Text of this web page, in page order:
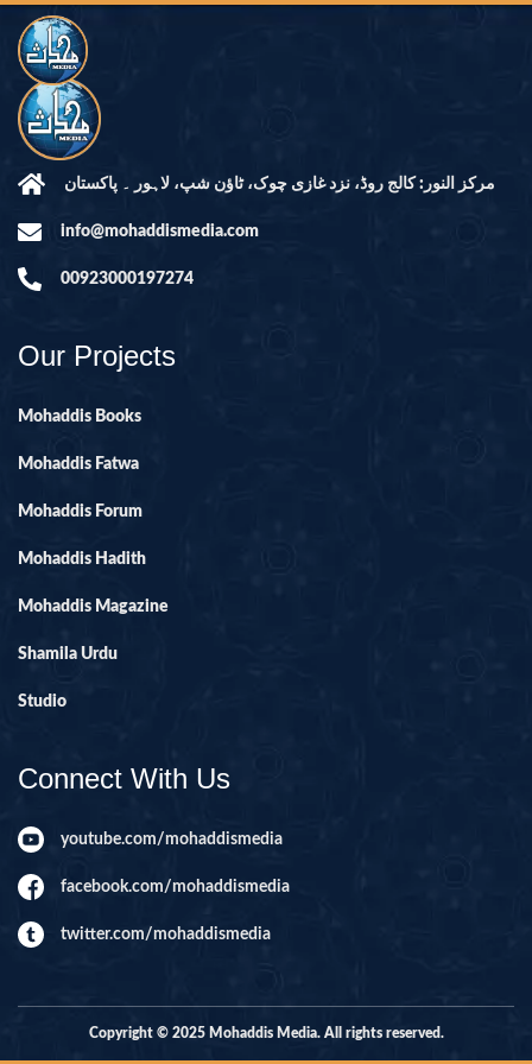
مرکز النور: کالج روڈ، نزد غازی چوک، ٹاؤن شپ، لاہور ۔ پاکستان
info@mohaddismedia.com
00923000197274
Our Projects
Mohaddis Books
Mohaddis Fatwa
Mohaddis Forum
Mohaddis Hadith
Mohaddis Magazine
Shamila Urdu
Studio
Connect With Us
youtube.com/mohaddismedia
facebook.com/mohaddismedia
twitter.com/mohaddismedia
Copyright © 2025 Mohaddis Media. All rights reserved.